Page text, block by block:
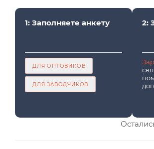
1: Заполняете анкету
ДЛЯ ОПТОВИКОВ
ДЛЯ ЗАВОДЧИКОВ
2: